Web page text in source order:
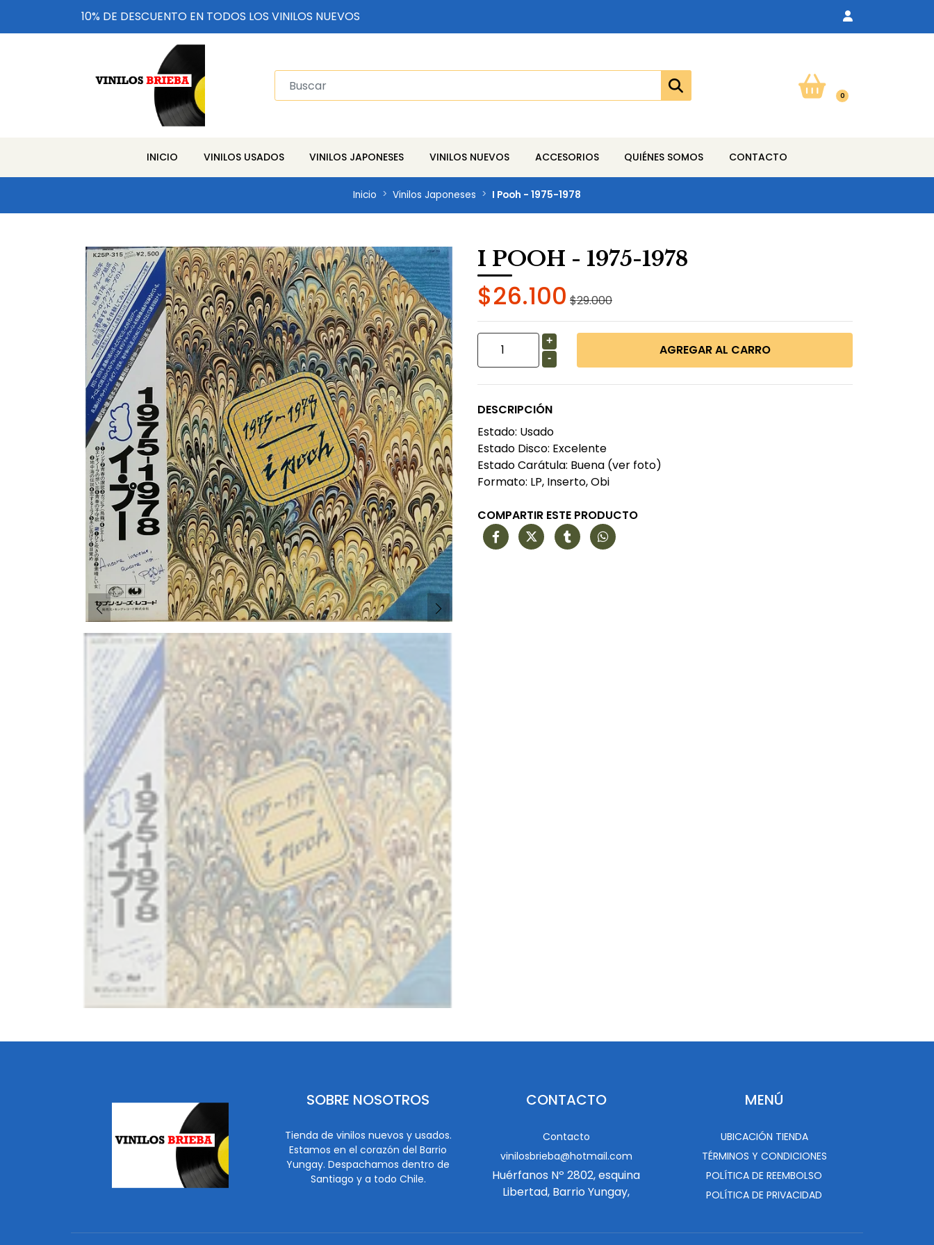
10% DE DESCUENTO EN TODOS LOS VINILOS NUEVOS
0
INICIO VINILOS USADOS VINILOS JAPONESES VINILOS NUEVOS ACCESORIOS QUIÉNES SOMOS CONTACTO
Inicio Vinilos Japoneses I Pooh - 1975-1978
I POOH - 1975-1978
$26.100 $29.000
+
-
DESCRIPCIÓN
Estado: Usado
Estado Disco: Excelente
Estado Carátula: Buena (ver foto)
Formato: LP, Inserto, Obi
COMPARTIR ESTE PRODUCTO
SOBRE NOSOTROS
Tienda de vinilos nuevos y usados.
Estamos en el corazón del Barrio
Yungay. Despachamos dentro de
Santiago y a todo Chile.
CONTACTO
Contacto
vinilosbrieba@hotmail.com
Huérfanos Nº 2802, esquina
Libertad, Barrio Yungay,
MENÚ
UBICACIÓN TIENDA
TÉRMINOS Y CONDICIONES
POLÍTICA DE REEMBOLSO
POLÍTICA DE PRIVACIDAD